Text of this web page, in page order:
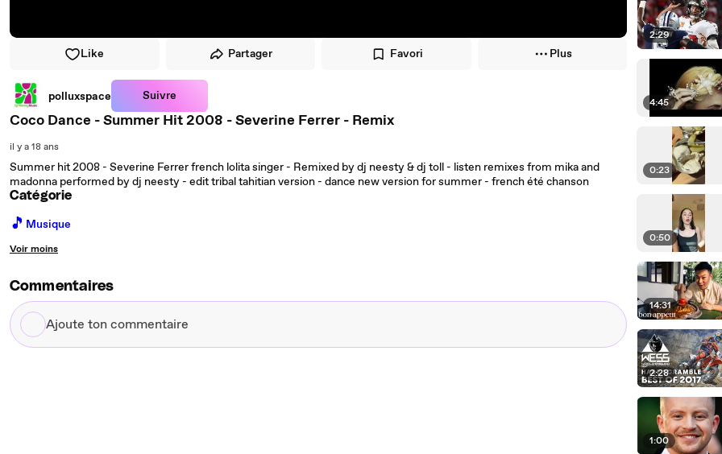
Like Partager Favori Plus
polluxspace Suivre
Coco Dance - Summer Hit 2008 - Severine Ferrer - Remix
il y a 18 ans
Summer hit 2008 - Severine Ferrer french lolita singer - Remixed by dj neesty & dj toll - listen remixes from mika and
madonna performed by dj neesty - edit tribal tahitian version - dance new version for summer - french été chanson
Catégorie
🎵 Musique
Voir moins
Commentaires
Ajoute
ton
2:29
4:45
0:23
0:50
14:31
2:28
1:00